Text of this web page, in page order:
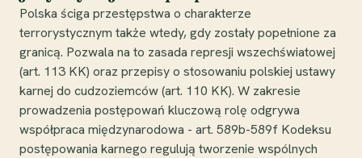
Polska ściga przestępstwa o charakterze
terrorystycznym także wtedy, gdy zostały popełnione za
granicą. Pozwala na to zasada represji wszechświatowej
(art. 113 KK) oraz przepisy o stosowaniu polskiej ustawy
karnej do cudzoziemców (art. 110 KK). W zakresie
prowadzenia postępowań kluczową rolę odgrywa
współpraca międzynarodowa - art. 589b-589f Kodeksu
postępowania karnego regulują tworzenie wspólnych